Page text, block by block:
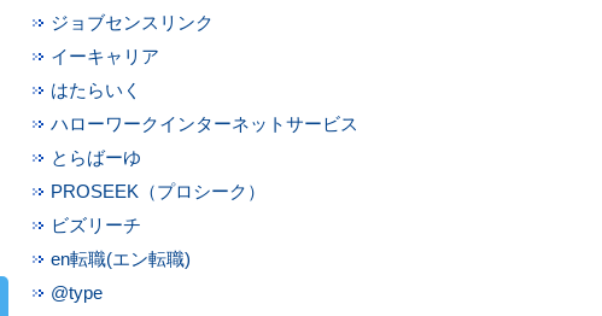
ジョブセンスリンク
イーキャリア
はたらいく
ハローワークインターネットサービス
とらばーゆ
PROSEEK（プロシーク）
ビズリーチ
en転職(エン転職)
@type